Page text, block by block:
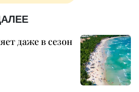
даже в сезон